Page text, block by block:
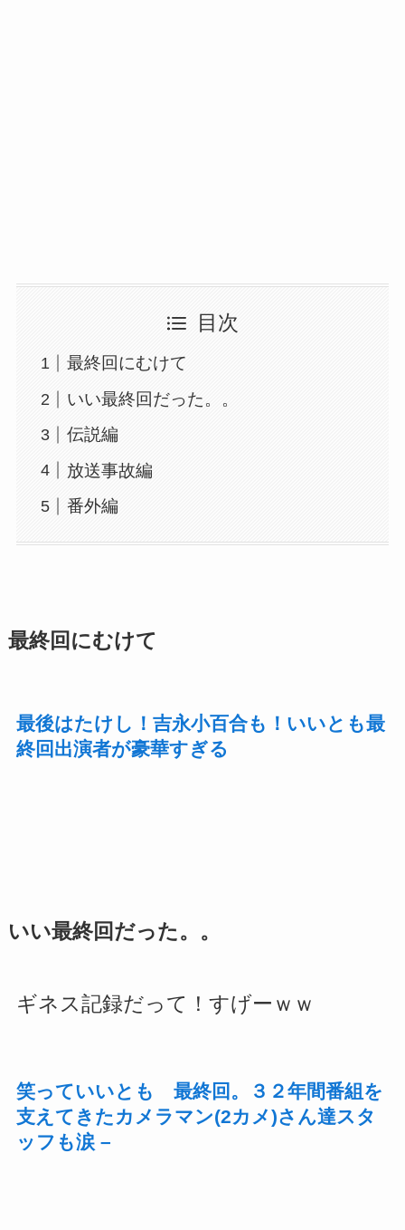
目次
最終回にむけて
いい最終回だった。。
伝説編
放送事故編
番外編
最終回にむけて
最後はたけし！吉永小百合も！いいとも最
終回出演者が豪華すぎる
いい最終回だった。。
ギネス記録だって！すげーｗｗ
笑っていいとも 最終回。３２年間番組を
支えてきたカメラマン(2カメ)さん達スタ
ッフも涙 –